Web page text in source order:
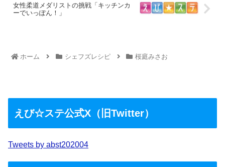
女性柔道メダリストの挑戦「キッチンカ
ーでいっぽん！」
ホーム シェフズレシピ 桜庭みさお
えび☆ステ公式X（旧Twitter）
Tweets by abst202004